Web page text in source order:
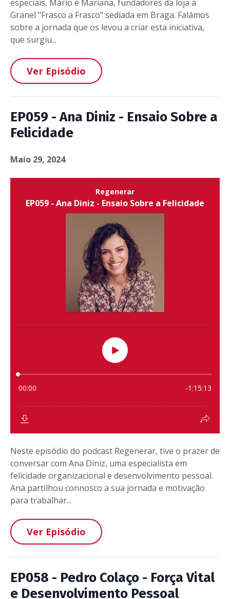
especiais, Mário e Mariana, fundadores da loja a
Granel "Frasco a Frasco" sediada em Braga. Falámos
sobre a jornada que os levou a criar esta iniciativa,
que surgiu...
Ver Episódio
EP059 - Ana Diniz - Ensaio Sobre a
Felicidade
Maio 29, 2024
Neste episódio do podcast Regenerar, tive o prazer de
conversar com Ana Diniz, uma especialista em
felicidade organizacional e desenvolvimento pessoal.
Ana partilhou connosco a sua jornada e motivação
para trabalhar...
Ver Episódio
EP058 - Pedro Colaço - Força Vital
e Desenvolvimento Pessoal